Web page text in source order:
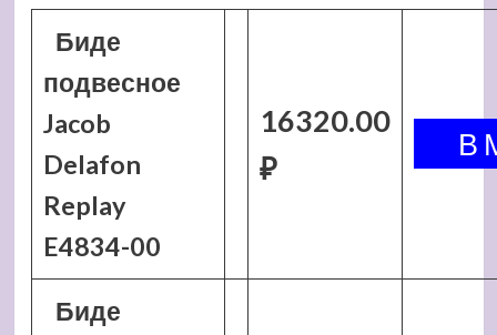
Биде
подвесное
Jacob
Delafon
Replay
E4834-00
16320.00
₽
Биде